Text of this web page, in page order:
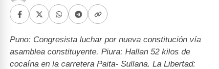
Puno: Congresista luchar por nueva constitución vía
asamblea constituyente. Piura: Hallan 52 kilos de
cocaína en la carretera Paita- Sullana. La Libertad: